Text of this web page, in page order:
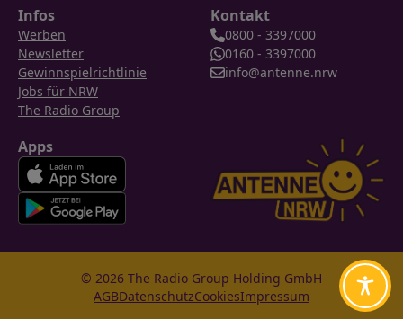
Infos
Werben
Newsletter
Gewinnspielrichtlinie
Jobs für NRW
The Radio Group
Kontakt
0800 - 3397000
0160 - 3397000
info@antenne.nrw
Apps
© 2026 The Radio Group Holding GmbH
AGBDatenschutzCookiesImpressum